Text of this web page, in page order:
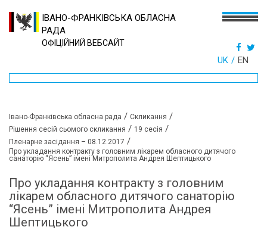
ІВАНО-ФРАНКІВСЬКА ОБЛАСНА
РАДА
ОФІЦІЙНИЙ ВЕБСАЙТ
UK EN
Івано-Франківська обласна рада / Скликання /
Рішення сесій сьомого скликання / 19 сесія /
Пленарне засідання – 08.12.2017 /
Про укладання контракту з головним лікарем обласного дитячого
санаторію “Ясень” імені Митрополита Андрея Шептицького
Про укладання контракту з головним
лікарем обласного дитячого санаторію
“Ясень” імені Митрополита Андрея
Шептицького